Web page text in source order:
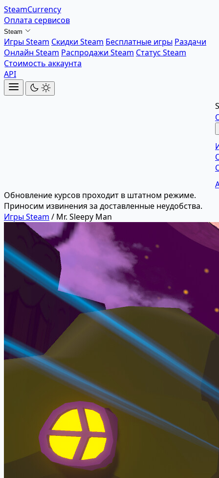
SteamCurrency
Оплата сервисов
Steam
Игры Steam Скидки Steam Бесплатные игры Раздачи
Онлайн Steam Распродажи Steam Статус Steam
Стоимость аккаунта
API
Обновление курсов проходит в штатном режиме.
Приносим извинения за доставленные неудобства.
Игры Steam / Mr. Sleepy Man